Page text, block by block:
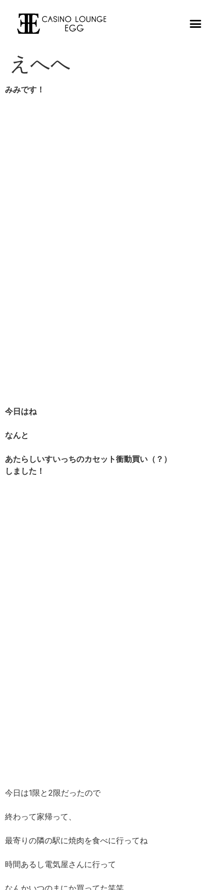
えへへ
みみです！
今日はね
なんと
あたらしいすいっちのカセット衝動買い（？）
しました！
今日は1限と2限だったので
終わって家帰って、
最寄りの隣の駅に焼肉を食べに行ってね
時間あるし電気屋さんに行って